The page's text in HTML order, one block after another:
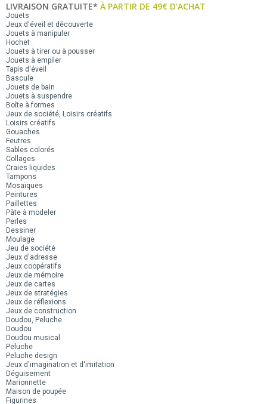
LIVRAISON GRATUITE* À PARTIR DE 49€ D'ACHAT
Jouets
Jeux d'éveil et découverte
Jouets à manipuler
Hochet
Jouets à tirer ou à pousser
Jouets à empiler
Tapis d'éveil
Bascule
Jouets de bain
Jouets à suspendre
Boîte à formes
Jeux de société, Loisirs créatifs
Loisirs créatifs
Gouaches
Feutres
Sables colorés
Collages
Craies liquides
Tampons
Mosaïques
Peintures
Paillettes
Pâte à modeler
Perles
Dessiner
Moulage
Jeu de société
Jeux d'adresse
Jeux coopératifs
Jeux de mémoire
Jeux de cartes
Jeux de stratégies
Jeux de réflexions
Jeux de construction
Doudou, Peluche
Doudou
Doudou musical
Peluche
Peluche design
Jeux d'imagination et d'imitation
Déguisement
Marionnette
Maison de poupée
Figurines